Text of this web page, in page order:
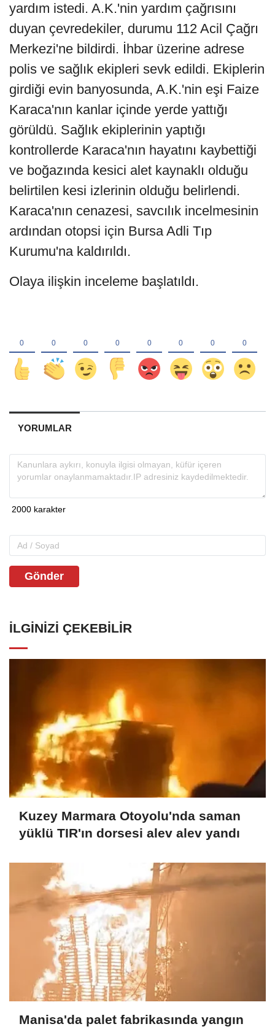
yardım istedi. A.K.'nin yardım çağrısını
duyan çevredekiler, durumu 112 Acil Çağrı
Merkezi'ne bildirdi. İhbar üzerine adrese
polis ve sağlık ekipleri sevk edildi. Ekiplerin
girdiği evin banyosunda, A.K.'nin eşi Faize
Karaca'nın kanlar içinde yerde yattığı
görüldü. Sağlık ekiplerinin yaptığı
kontrollerde Karaca'nın hayatını kaybettiği
ve boğazında kesici alet kaynaklı olduğu
belirtilen kesi izlerinin olduğu belirlendi.
Karaca'nın cenazesi, savcılık incelmesinin
ardından otopsi için Bursa Adli Tıp
Kurumu'na kaldırıldı.
Olaya ilişkin inceleme başlatıldı.
YORUMLAR
Gönder
İLGINIZI ÇEKEBILIR
Kuzey Marmara Otoyolu'nda saman
yüklü TIR'ın dorsesi alev alev yandı
Manisa'da palet fabrikasında yangın